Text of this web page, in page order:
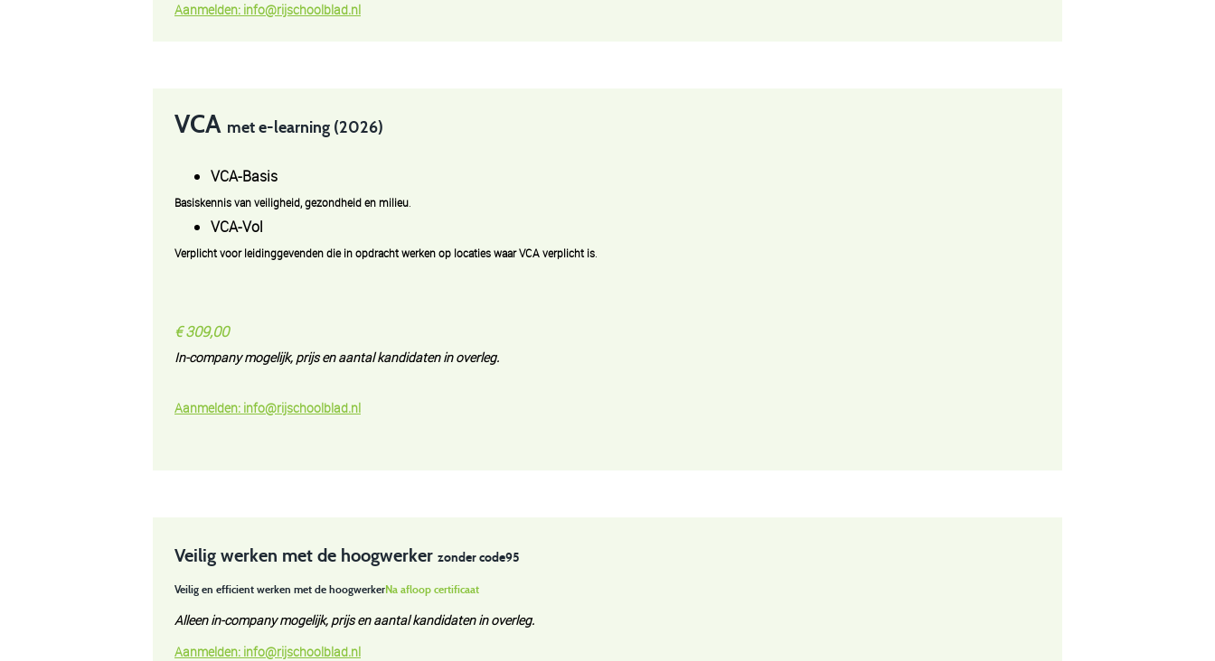
Aanmelden: info@rijschoolblad.nl
VCA met e-learning (2026)
VCA-Basis
Basiskennis van veiligheid, gezondheid en milieu
VCA-Vol
Verplicht voor leidinggevenden die in opdracht werken op locaties waar VCA verplicht is
€ 309,00
In-company mogelijk, prijs enaantal kandidaten in overleg.
Aanmelden: info@rijschoolblad.nl
Veilig werken met de hoogwerker zonder code95
Veilig en efficient werken met de hoogwerkerNa afloop certificaat
Alleen in-company mogelijk, prijs en aantal kandidaten in overleg.
Aanmelden: info@rijschoolblad.nl